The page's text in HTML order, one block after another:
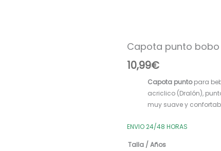
Capota punto bobo
10,99€
Capota puntopara
acriclico (Dralón),
muy suave y
ENVIO 24/48 HORAS
Talla / Años
Capota
bobo
P130508
cantidad